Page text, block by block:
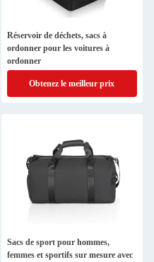
Réservoir de déchets, sacs à
ordonner pour les voitures à
ordonner
Obtenez le meilleur prix
Sacs de sport pour hommes,
femmes et sportifs sur mesure avec